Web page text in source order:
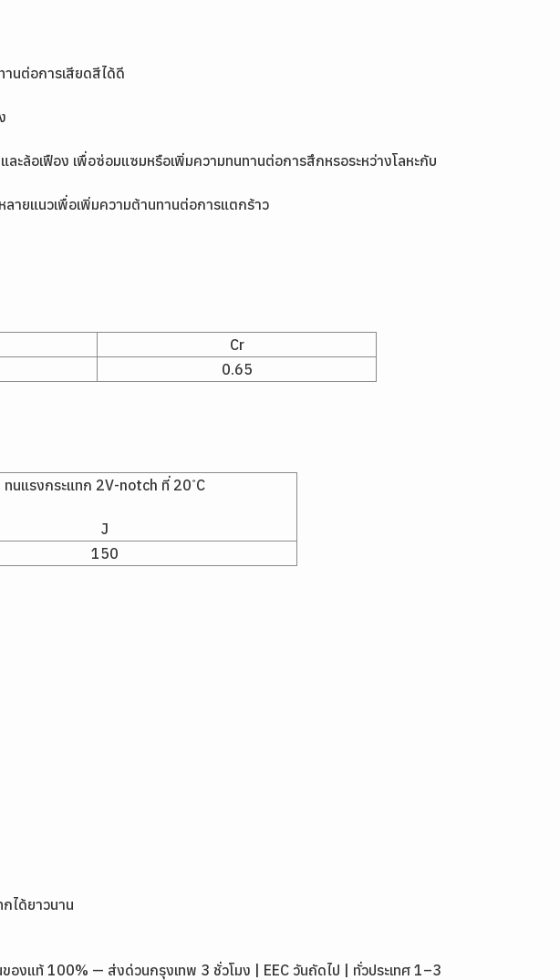
านต่อการเสียดสีได้ดี
ะล้อเฟือง เพื่อซ่อมแซมหรือเพิ่มความทนทานต่อการสึกหรอระหว่างโลหะกับ
ายแนวเพื่อเพิ่มความต้านทานต่อการแตกร้าว
Cr
0.65
ทนแรงกระแทก 2V-notch ที่ 20 ํC
J
150
ได้ยาวนาน
ของแท้ 100% — ส่งด่วนกรุงเทพ 3 ชั่วโมง | EEC วันถัดไป | ทั่วประเทศ 1–3